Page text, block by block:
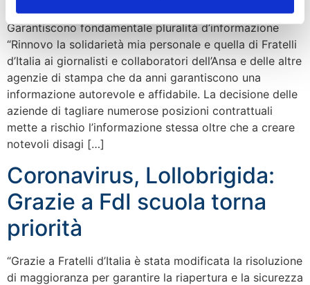
Garantiscono fondamentale pluralità d’informazione
“Rinnovo la solidarietà mia personale e quella di Fratelli
d’Italia ai giornalisti e collaboratori dell’Ansa e delle altre
agenzie di stampa che da anni garantiscono una
informazione autorevole e affidabile. La decisione delle
aziende di tagliare numerose posizioni contrattuali
mette a rischio l’informazione stessa oltre che a creare
notevoli disagi […]
Coronavirus, Lollobrigida:
Grazie a FdI scuola torna
priorità
“Grazie a Fratelli d’Italia è stata modificata la risoluzione
di maggioranza per garantire la riapertura e la sicurezza